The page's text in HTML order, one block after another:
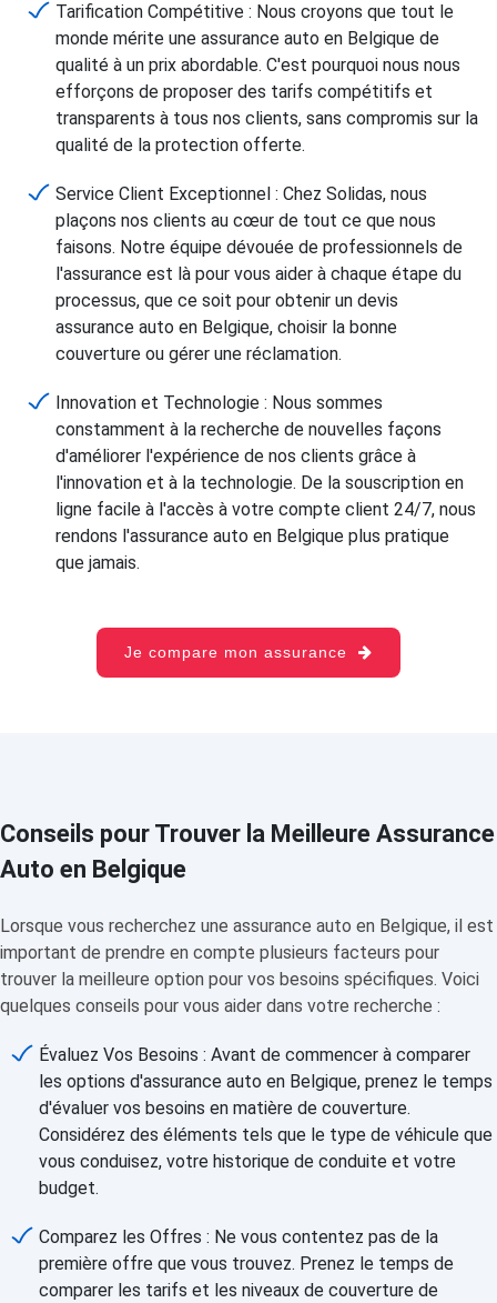
Tarification Compétitive : Nous croyons que tout le
monde mérite une assurance auto en Belgique de
qualité à un prix abordable. C'est pourquoi nous nous
efforçons de proposer des tarifs compétitifs et
transparents à tous nos clients, sans compromis sur la
qualité de la protection offerte.
Service Client Exceptionnel : Chez Solidas, nous
plaçons nos clients au cœur de tout ce que nous
faisons. Notre équipe dévouée de professionnels de
l'assurance est là pour vous aider à chaque étape du
processus, que ce soit pour obtenir un devis
assurance auto en Belgique, choisir la bonne
couverture ou gérer une réclamation.
Innovation et Technologie : Nous sommes
constamment à la recherche de nouvelles façons
d'améliorer l'expérience de nos clients grâce à
l'innovation et à la technologie. De la souscription en
ligne facile à l'accès à votre compte client 24/7, nous
rendons l'assurance auto en Belgique plus pratique
que jamais.
Je compare mon assurance
Conseils pour Trouver la Meilleure Assurance
Auto en Belgique
Lorsque vous recherchez une assurance auto en Belgique, il est
important de prendre en compte plusieurs facteurs pour
trouver la meilleure option pour vos besoins spécifiques. Voici
quelques conseils pour vous aider dans votre recherche :
Évaluez Vos Besoins : Avant de commencer à comparer
les options d'assurance auto en Belgique, prenez le temps
d'évaluer vos besoins en matière de couverture.
Considérez des éléments tels que le type de véhicule que
vous conduisez, votre historique de conduite et votre
budget.
Comparez les Offres : Ne vous contentez pas de la
première offre que vous trouvez. Prenez le temps de
comparer les tarifs et les niveaux de couverture de